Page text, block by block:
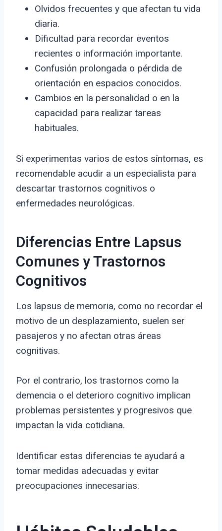
Olvidos frecuentes y que afectan tu vida
diaria.
Dificultad para recordar eventos
recientes o información importante.
Confusión prolongada o pérdida de
orientación en espacios conocidos.
Cambios en la personalidad o en la
capacidad para realizar tareas
habituales.
Si experimentas varios de estos síntomas, es
recomendable acudir a un especialista para
descartar trastornos cognitivos o
enfermedades neurológicas.
Diferencias Entre Lapsus
Comunes y Trastornos
Cognitivos
Los lapsus de memoria, como no recordar el
motivo de un desplazamiento, suelen ser
pasajeros y no afectan otras áreas
cognitivas.
Por el contrario, los trastornos como la
demencia o el deterioro cognitivo implican
problemas persistentes y progresivos que
impactan la vida cotidiana.
Identificar estas diferencias te ayudará a
tomar medidas adecuadas y evitar
preocupaciones innecesarias.